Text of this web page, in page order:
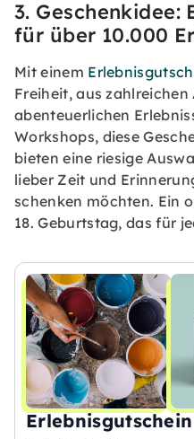
3. Geschenkidee:
für über 10.000
Mit einem
Freiheit, aus
abenteuerlichen
Workshops, diese
bieten eine riesige
lieber Zeit und
schenken möchten. Ein
18. Geburtstag, das für